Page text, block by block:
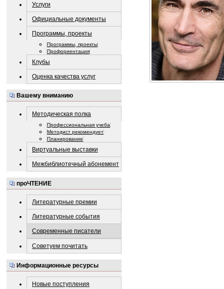
Услуги
Официальные документы
Программы, проекты
Программы, проекты
Профориентация
Клубы
Оценка качества услуг
Вашему вниманию
Методическая полка
Профессиональная учеба
Методист рекомендует
Планирование
Виртуальные выставки
Межбиблиотечный абонемент
проЧТЕНИЕ
Литературные премии
Литературные события
Современные писатели
Советуем почитать
Информационные ресурсы
Новые поступления